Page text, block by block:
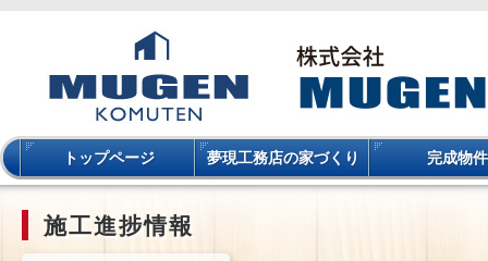
トップページ 夢現工務店の家づくり 完成物件
施工進捗情報